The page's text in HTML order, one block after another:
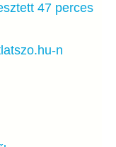
47 perces
n